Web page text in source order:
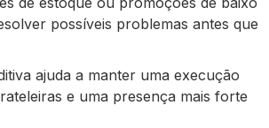
possíveis problemas antes que
ajuda a manter uma execução
e uma presença mais forte